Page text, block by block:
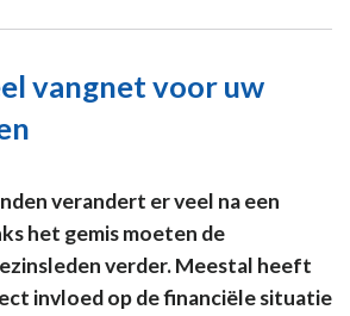
vangnet voor uw
verandert er veel na een
het gemis moeten de
verder. Meestal heeft
invloed op de financiële situatie